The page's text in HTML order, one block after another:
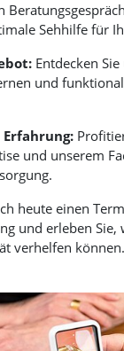
Sehhilfe für
Entdecken
und
und unserem
heute einen
und erleben Sie,
verhelfen können.